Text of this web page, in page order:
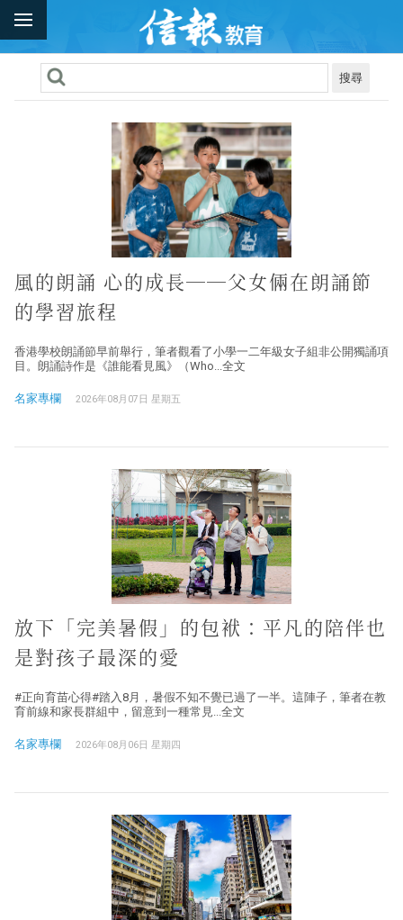
搜尋
風的朗誦 心的成長──父女倆在朗誦節
的學習旅程
香港學校朗誦節早前舉行，筆者觀看了小學一二年級女子組非公開獨誦項
目。朗誦詩作是《誰能看見風》（Who...全文
名家專欄 2026年08月07日 星期五
放下「完美暑假」的包袱：平凡的陪伴也
是對孩子最深的愛
#正向育苗心得#踏入8月，暑假不知不覺已過了一半。這陣子，筆者在教
育前線和家長群組中，留意到一種常見...全文
名家專欄 2026年08月06日 星期四